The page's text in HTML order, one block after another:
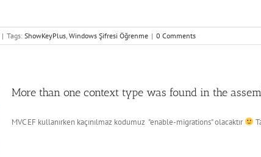
| Tags: ShowKeyPlus, Windows Şifresi Öğrenme | 0 Comments
More than one context type was found in the
MVC EF kullanırken kaçınılmaz kodumuz "enable-migrations" olacaktır